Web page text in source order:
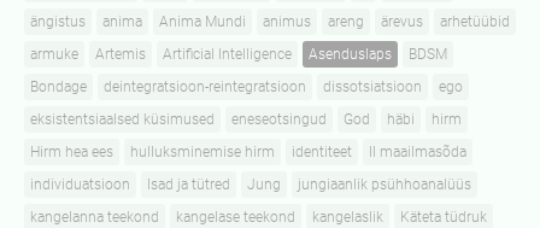
ängistus
anima Anima Mundi animus areng ärevus
arhetüübid
armuke
Artemis Artificial Intelligence Asenduslaps
BDSM
Bondage
deintegratsioon-reintegratsioon dissotsiatsioon
ego
eksistentsiaalsed küsimused
eneseotsingud God häbi
hirm
Hirm hea ees
hulluksminemise hirm identiteet
II maailmasõda
individuatsioon
Isad ja tütred Jung
jungiaanlik psühhoanalüüs
kangelanna teekond
kangelase teekond kangelaslik
Käteta tüdruk